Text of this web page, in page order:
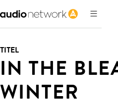
TITEL
IN THE
WINTER